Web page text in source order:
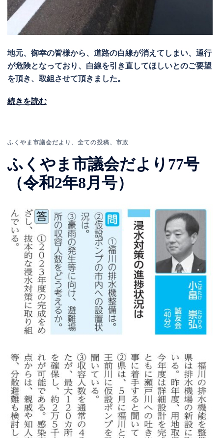
地元、御幸の皆様から、道路の白線が消えてしまい、通行
が危険となっており、白線を引き直してほしいとのご要望
を頂き、取組させて頂きました。
続きを読む
ふくやま市議会だより 、 全ての投稿、 市政
ふくやま市議会だより77号
（令和2年8月号）